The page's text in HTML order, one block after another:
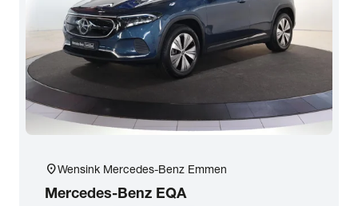
BTW (aftrekbaar) / Marge (BTW niet aftrekbaar) expand_more
Merk & Model
Mercedes-Benz
Prijs
Kilometerstand
location_onWensink Mercedes-Benz Emmen
Mercedes-Benz EQA